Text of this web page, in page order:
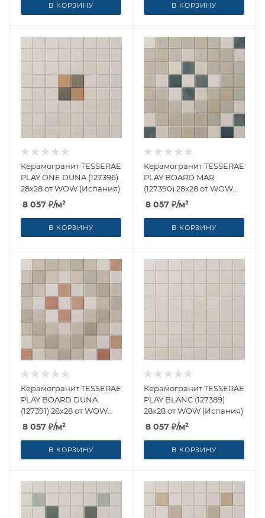
В КОРЗИНУ В КОРЗИНУ
Керамогранит TESSERAE
PLAY ONE DUNA (127396)
28x28 от WOW (Испания)
8 057 ₽/м²
В КОРЗИНУ
Керамогранит TESSERAE
PLAY BOARD MAR
(127390) 28x28 от WOW
(Испания)
8 057 ₽/м²
В КОРЗИНУ
Керамогранит TESSERAE
PLAY BOARD DUNA
(127391) 28x28 от WOW
(Испания)
8 057 ₽/м²
В КОРЗИНУ
Керамогранит TESSERAE
PLAY BLANC (127389)
28x28 от WOW (Испания)
8 057 ₽/м²
В КОРЗИНУ